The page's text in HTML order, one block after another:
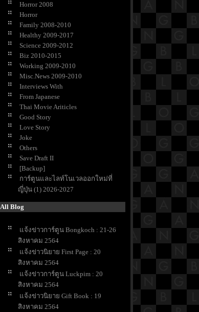
Horror 2008
Horror
Family 2008-2010
Healthy 2009-2017
Science 2009-2012
Biz 2010-2015
Working 2009-2010
Misc.News 2009-2010
Interviews With
From Japanese
Thai Movie Ariticles
Good Story
Love Story
Joke
Others
Save Draft II
[Backup]
การ์ตูนและไลท์โนเวลออกใหม่ที่
ญี่ปุ่น (1) 2026-2027
All Blog
จ้งข่าวการ์ตูน Bongkoch : 21-26
สิงหาคม 2564
จ้งข่าวนิยาย First Page : 20
สิงหาคม 2564
จ้งข่าวการ์ตูน Luckpim : 20
สิงหาคม 2564
จ้งข่าวนิยาย Gift Book : 19
สิงหาคม 2564